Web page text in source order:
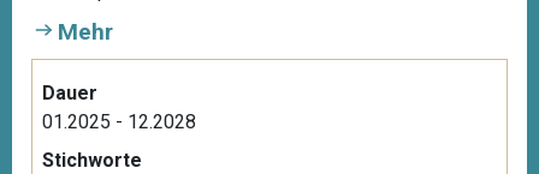
Mehr
Dauer
01.2025 - 12.2028
Stichworte